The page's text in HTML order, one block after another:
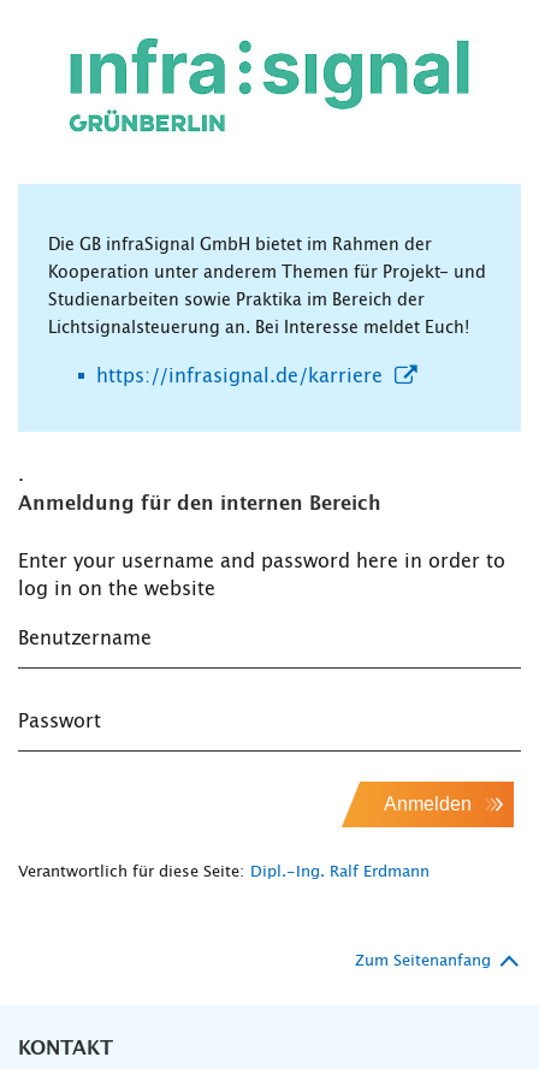
Die GB infraSignal GmbH bietet im Rahmen der
Kooperation unter anderem Themen für Projekt- und
Studienarbeiten sowie Praktika im Bereich der
Lichtsignalsteuerung an. Bei Interesse meldet Euch!
https://infrasignal.de/karriere
.
Anmeldung für den internen Bereich
Enter your username and password here in order to
log in on the website
Benutzername
Passwort
Anmelden
Verantwortlich für diese Seite: Dipl.-Ing. Ralf Erdmann
Zum Seitenanfang
KONTAKT